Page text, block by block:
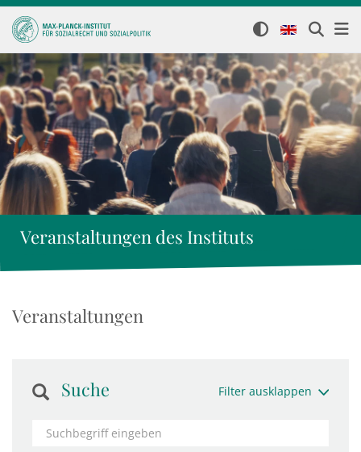
Veranstaltungen des Instituts
Veranstaltungen
Suche Filter ausklappen